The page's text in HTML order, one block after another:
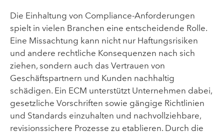
Die Einhaltung von Compliance-Anforderungen
spielt in vielen Branchen eine entscheidende Rolle.
Eine Missachtung kann nicht nur Haftungsrisiken
und andere rechtliche Konsequenzen nach sich
ziehen, sondern auch das Vertrauen von
Geschäftspartnern und Kunden nachhaltig
schädigen. Ein ECM unterstützt Unternehmen dabei,
gesetzliche Vorschriften sowie gängige Richtlinien
und Standards einzuhalten und nachvollziehbare,
revisionssichere Prozesse zu etablieren. Durch die